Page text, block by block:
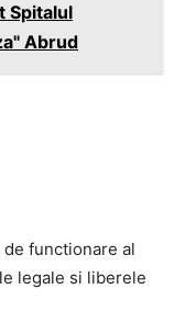
Spitalul
Abrud
functionare al
legale si liberele